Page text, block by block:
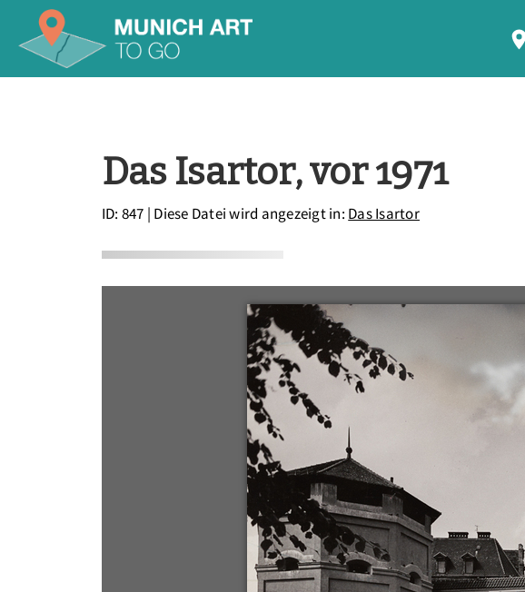
Das Isartor, vor 1971
ID: 847 | Diese Datei wird angezeigt in: Das Isartor